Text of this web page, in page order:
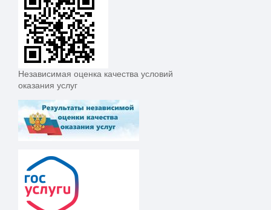
Независимая оценка качества условий
оказания услуг